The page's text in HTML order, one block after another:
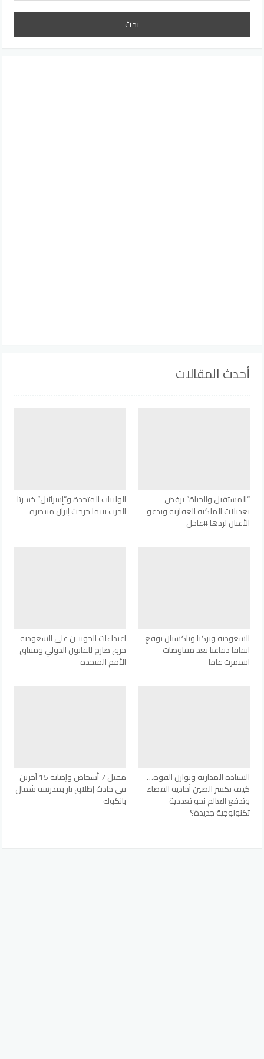
أحدث المقالات
“المستقبل والحياة” يرفض
تعديلات الملكية العقارية ويدعو
الأعيان لردها #عاجل
الولايات المتحدة و”إسرائيل” خسرتا
الحرب بينما خرجت إيران منتصرة
السعودية وتركيا وباكستان توقع
اتفاقا دفاعيا بعد مفاوضات
استمرت عاما
اعتداءات الحوثيين على السعودية
خرق صارخ للقانون الدولي وميثاق
الأمم المتحدة
السيادة المدارية وتوازن القوة…
كيف تكسر الصين أحادية الفضاء
وتدفع العالم نحو تعددية
تكنولوجية جديدة؟
مقتل 7 أشخاص وإصابة 15 آخرين
في حادث إطلاق نار بمدرسة شمال
بانكوك